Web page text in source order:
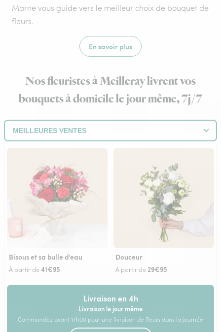
Marne vous guide vers le meilleur choix de bouquet de
fleurs.
En savoir plus
Nos fleuristes à Meilleray livrent vos
bouquets à domicile le jour même, 7j/7
Bisous et sa bulle d'eau
À partir de41€95
Douceur
À partir de29€95
Livraison en 4h
Livraison le jour même
Commandez avant 17h00 pour une livraison de fleurs dans la journée